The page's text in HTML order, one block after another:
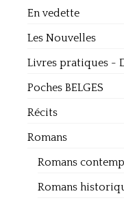
En vedette
Les Nouvelles
Livres pratiques -
Poches BELGES
Récits
Romans
Romans
Romans